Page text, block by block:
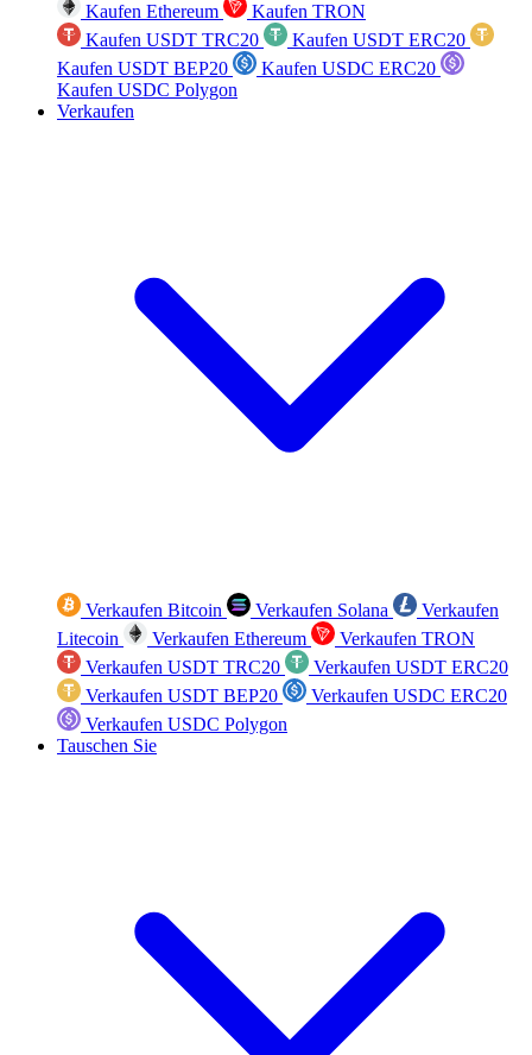
Kaufen Ethereum
Kaufen TRON
Kaufen USDT TRC20
Kaufen USDT ERC20
Kaufen USDT BEP20
Kaufen USDC ERC20
Kaufen USDC Polygon
Verkaufen
Verkaufen Bitcoin Verkaufen Solana
Verkaufen
Litecoin
Verkaufen Ethereum
Verkaufen TRON
Verkaufen USDT TRC20
Verkaufen USDT ERC20
Verkaufen USDT BEP20
Verkaufen USDC ERC20
Verkaufen USDC Polygon
Tauschen Sie